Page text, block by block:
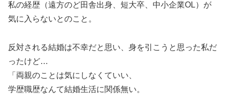
私の経歴（遠方のど田舎出身、短大卒、中小企業OL）が
気に入らないとのこと。
反対される結婚は不幸だと思い、身を引こうと思った私だ
ったけど…
「両親のことは気にしなくていい、
学歴職歴なんて結婚生活に関係無い。